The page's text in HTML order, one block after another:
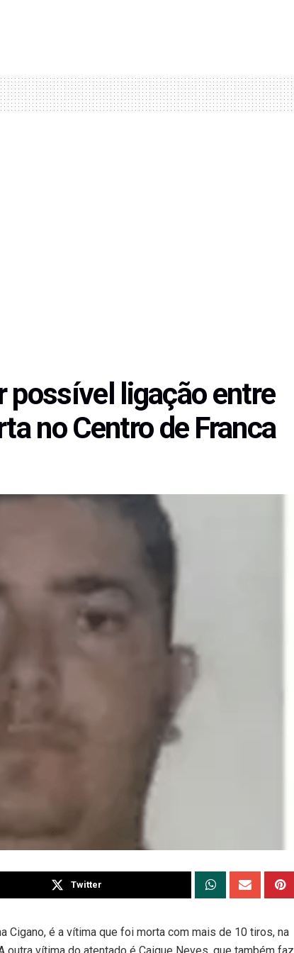
ligação entre
no Centro de Franca
Twitter
Cigano, é a vítima que foi morta com mais de 10 tiros, na